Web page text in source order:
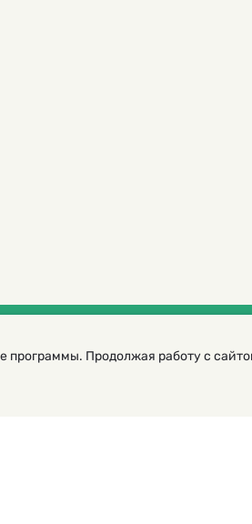
журнал для детей
сайта
Продолжая работу с